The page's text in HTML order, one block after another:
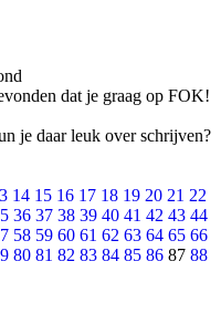
dat je graag op FOK!
je daar leuk over schrijven?
14 15 16 17 18 19 20 21 22
36 37 38 39 40 41 42 43 44
58 59 60 61 62 63 64 65 66
80 81 82 83 84 85 86 87 88